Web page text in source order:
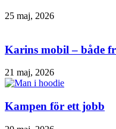
25 maj, 2026
Karins mobil – både
21 maj, 2026
Kampen för ett jobb